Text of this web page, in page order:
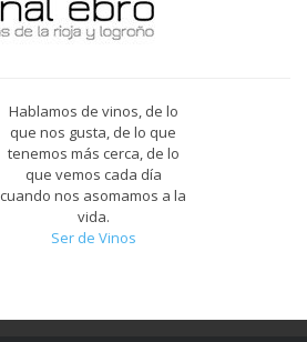
Hablamos de vinos, de lo
que nos gusta, de lo que
tenemos más cerca, de lo
que vemos cada día
cuando nos asomamos a la
vida.
Ser de Vinos